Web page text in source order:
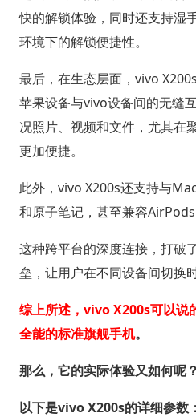
快的解锁体验，同时还支持湿
环境下的解锁便捷性。
最后，在生态层面，vivo
苹果设备与vivo设备间的无缝
况照片、视频和文件，尤其在
更加便捷。
此外，vivo X200s还支持与
和原子笔记，甚至兼容AirPods
这种跨平台的深度连接，打破
垒，让用户在不同设备间切换
综上所述，vivo X200s可以说
全能的标准旗舰手机。
那么，它的实际体验又如何呢
以下是vivo X200s的详细参数：